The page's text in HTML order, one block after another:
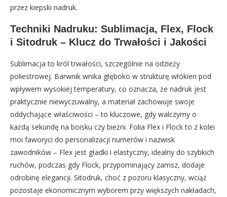
przez kiepski nadruk.
Techniki Nadruku: Sublimacja, Flex, Flock
i Sitodruk – Klucz do Trwałości i Jakości
Sublimacja to król trwałości, szczególnie na odzieży
poliestrowej. Barwnik wnika głęboko w strukturę włókien pod
wpływem wysokiej temperatury, co oznacza, że nadruk jest
praktycznie niewyczuwalny, a materiał zachowuje swoje
oddychające właściwości – to kluczowe, gdy walczymy o
każdą sekundę na boisku czy bieżni. Folia Flex i Flock to z kolei
moi faworyci do personalizacji numerów i nazwisk
zawodników – Flex jest gładki i elastyczny, idealny do szybkich
ruchów, podczas gdy Flock, przypominający zamsz, dodaje
odrobinę elegancji. Sitodruk, choć z pozoru klasyczny, wciąż
pozostaje ekonomicznym wyborem przy większych nakładach,